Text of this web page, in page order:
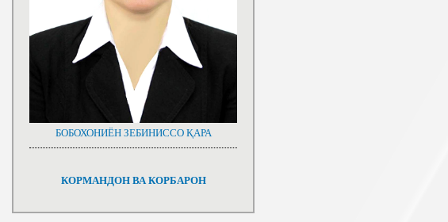
БОБОХОНИЁН ЗЕБИНИССО ҚАРА
КОРМАНДОН ВА КОРБАРОН